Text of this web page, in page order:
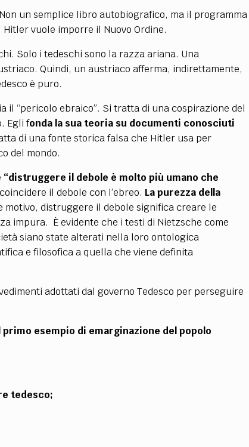
un semplice libro autobiografico, ma il programma
vuole imporre il Nuovo Ordine.
Solo i tedeschi sono la razza ariana. Una
Quindi, un austriaco afferma, indirettamente,
è puro.
il “pericolo ebraico”. Si tratta di una cospirazione del
Egli fonda la sua teoria su documenti conosciuti
di una fonte storica falsa che Hitler usa per
del mondo.
“distruggere il debole è molto più umano che
il debole con l’ebreo. La purezza della
motivo, distruggere il debole significa creare le
impura. È evidente che i testi di Nietzsche come
siano state alterati nella loro ontologica
e filosofica a quella che viene definita
adottati dal governo Tedesco per perseguire
esempio di emarginazione del popolo
tedesco;